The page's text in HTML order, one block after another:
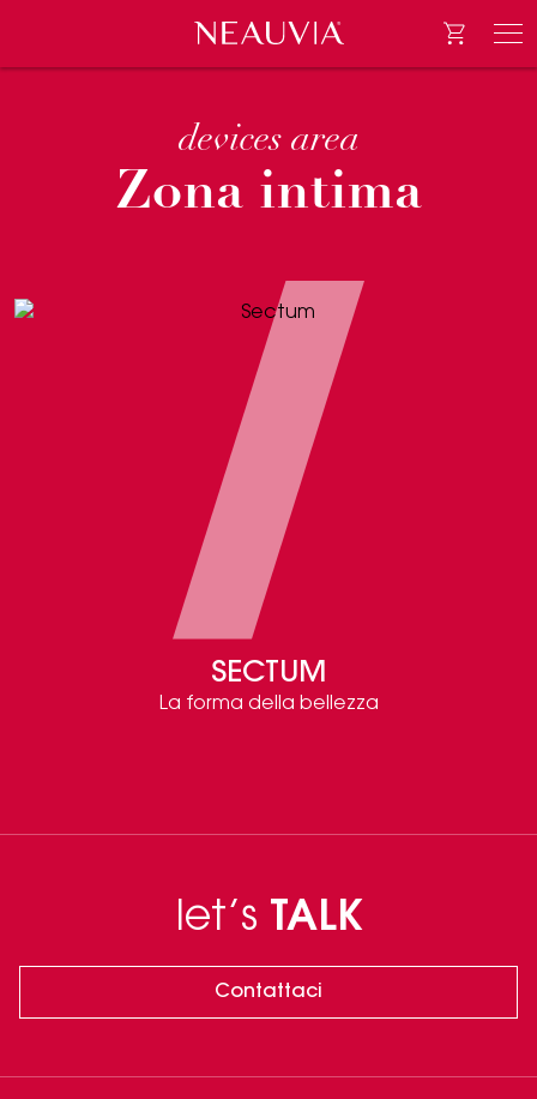
Neauvia Go to e-
devices area
Zona intima
SECTUM
La forma della bellezza
let’s TALK
Contattaci